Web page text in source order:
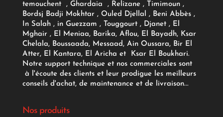
temouchent , Ghardaia , Relizane , Timimoun ,
Bordsj Badji Mokhtar , Ouled Djellal , Beni Abbès ,
In Salah , in Guezzam , Touggourt , Djanet , El
Mghair , El Meniaa, Barika, Aflou, El Bayadh, Ksar
Chelala, Boussaada, Messaad, Ain Oussara, Bir El
Atter, El Kantara, El Aricha et Ksar El Boukhari.
Notre support technique et nos commerciales sont
à l'écoute des clients et leur prodigue les meilleurs
conseils d'achat, de maintenance et de livraison...
Nos produits